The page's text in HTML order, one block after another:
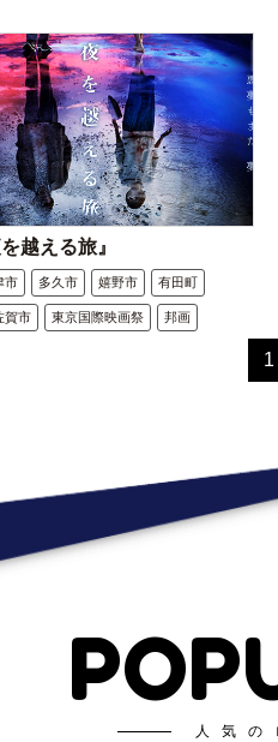
越える旅』
市 多久市 嬉野市 有田町
賀市 東京国際映画祭 邦画
1
人気の